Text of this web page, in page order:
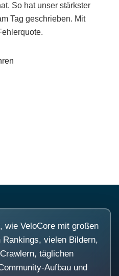
So hat unser stärkster
Tag geschrieben. Mit
wie VeloCore mit großen
Rankings, vielen Bildern,
täglichen
Aufbau und